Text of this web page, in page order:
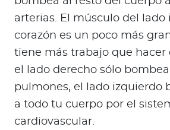
arterias. El músculo del lado
corazón es un poco más
tiene más trabajo que hacer
el lado derecho sólo
pulmones, el lado izquierdo
a todo tu cuerpo por el
cardiovascular.